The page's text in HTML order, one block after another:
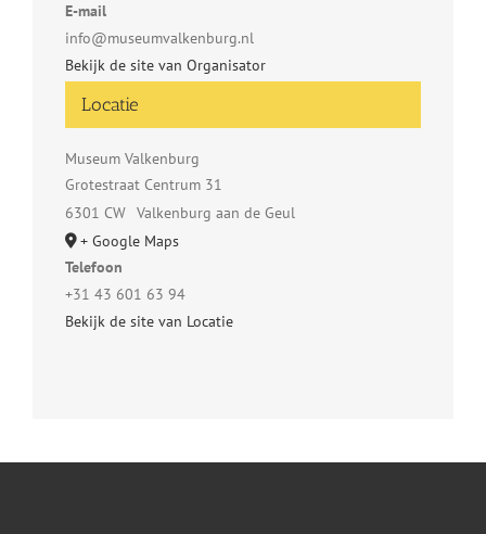
Locatie
Museum Valkenburg
Grotestraat Centrum 31
6301 CW Valkenburg aan de Geul
+ Google Maps
Telefoon
+31 43 601 63 94
Bekijk de site van Locatie
E-mail
info@museumvalkenburg.nl
Bekijk de site van Organisator